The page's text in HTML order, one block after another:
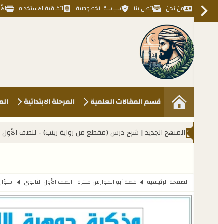
من نحن اتصل بنا سياسة الخصوصية اتفاقية الاستخدام
Kahlawy Hassan
قسم المقالات العلمية المرحلة الابتدائية
| شرح درس (مقطع من رواية زينب) - للصف الأول الإعدادي المنهج
الصفحة الرئيسية قصة أبو الفوارس عنترة - الصف الأول الثانوي